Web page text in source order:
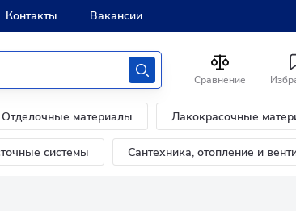
Контакты Вакансии
Сравнение
Отделочные материалы Лакокрасочные
системы Сантехника, отопление и